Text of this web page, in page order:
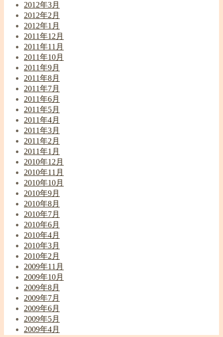
2012年3月
2012年2月
2012年1月
2011年12月
2011年11月
2011年10月
2011年9月
2011年8月
2011年7月
2011年6月
2011年5月
2011年4月
2011年3月
2011年2月
2011年1月
2010年12月
2010年11月
2010年10月
2010年9月
2010年8月
2010年7月
2010年6月
2010年4月
2010年3月
2010年2月
2009年11月
2009年10月
2009年8月
2009年7月
2009年6月
2009年5月
2009年4月